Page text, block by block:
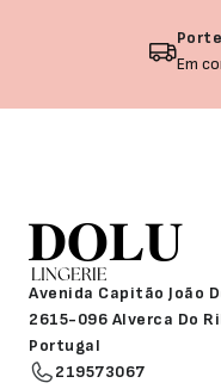
Em
Avenida Capitão João
2615-096 Alverca Do
Portugal
219573067